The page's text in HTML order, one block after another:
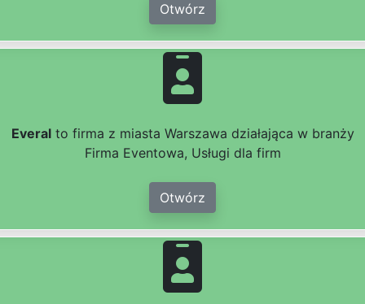
Otwórz
Everalto firma z miasta Warszawa działająca w branży
Firma Eventowa, Usługi dla firm
Otwórz